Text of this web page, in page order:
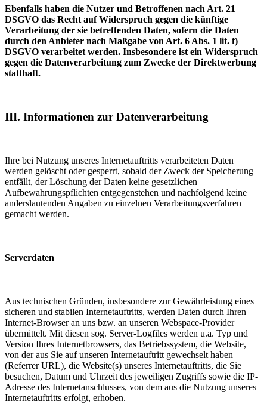
Ebenfalls haben die Nutzer und Betroffenen nach Art. 21
DSGVO das Recht auf Widerspruch gegen die künftige
Verarbeitung der sie betreffenden Daten, sofern die Daten
durch den Anbieter nach Maßgabe von Art. 6 Abs. 1 lit. f)
DSGVO verarbeitet werden. Insbesondere ist ein Widerspruch
gegen die Datenverarbeitung zum Zwecke der Direktwerbung
statthaft.
III. Informationen zur Datenverarbeitung
Ihre bei Nutzung unseres Internetauftritts verarbeiteten Daten
werden gelöscht oder gesperrt, sobald der Zweck der Speicherung
entfällt, der Löschung der Daten keine gesetzlichen
Aufbewahrungspflichten entgegenstehen und nachfolgend keine
anderslautenden Angaben zu einzelnen Verarbeitungsverfahren
gemacht werden.
Serverdaten
Aus technischen Gründen, insbesondere zur Gewährleistung eines
sicheren und stabilen Internetauftritts, werden Daten durch Ihren
Internet-Browser an uns bzw. an unseren Webspace-Provider
übermittelt. Mit diesen sog. Server-Logfiles werden u.a. Typ und
Version Ihres Internetbrowsers, das Betriebssystem, die Website,
von der aus Sie auf unseren Internetauftritt gewechselt haben
(Referrer URL), die Website(s) unseres Internetauftritts, die Sie
besuchen, Datum und Uhrzeit des jeweiligen Zugriffs sowie die IP-
Adresse des Internetanschlusses, von dem aus die Nutzung unseres
Internetauftritts erfolgt, erhoben.